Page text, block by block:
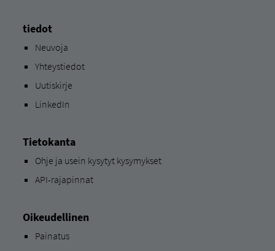
tiedot
Neuvoja
Yhteystiedot
Uutiskirje
LinkedIn
Tietokanta
Ohje ja usein kysytyt kysymykset
API-rajapinnat
Oikeudellinen
Painatus